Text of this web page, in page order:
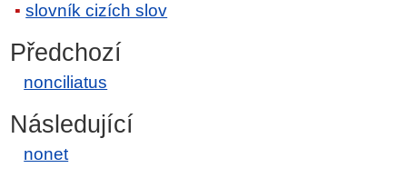
slovník cizích slov
Předchozí
nonciliatus
Následující
nonet